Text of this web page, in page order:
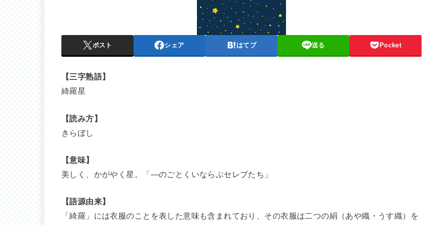
ポスト シェア はてブ 送る Pocket
【三字熟語】
綺羅星
【読み方】
きらぼし
【意味】
美しく、かがやく星。「―のごとくいならぶセレブたち」
【語源由来】
「綺羅」には衣服のことを表した意味も含まれており、その衣服は二つの絹（あや織・うす織）を